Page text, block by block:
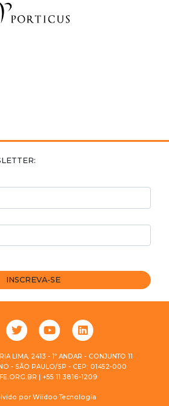
INSCREVA-SE
LIMA, 2413 - 1º ANDAR - CONJUNTO 11
- SÃO PAULO/SP - CEP: 01452-000
| +55 11 3816-1209
por Wiidoo Tecnologia